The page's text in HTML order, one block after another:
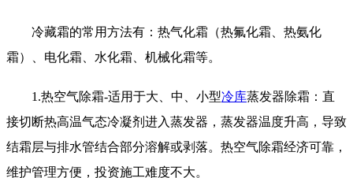
冷藏霜的常用方法有：热气化霜（热氟化霜、热氨化
霜）、电化霜、水化霜、机械化霜等。
1.热空气除霜-适用于大、中、小型冷库蒸发器除霜：直
接切断热高温气态冷凝剂进入蒸发器，蒸发器温度升高，导致
结霜层与排水管结合部分溶解或剥落。热空气除霜经济可靠，
维护管理方便，投资施工难度不大。